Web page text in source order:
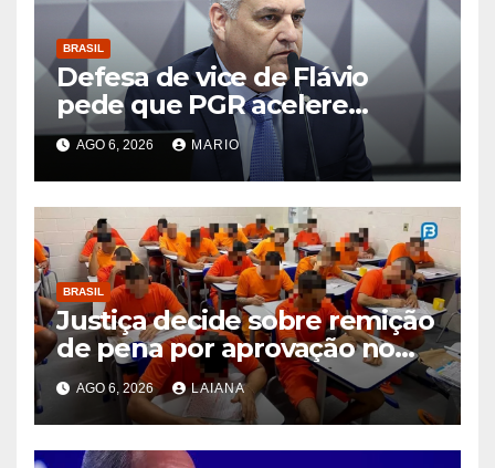
BRASIL
Defesa de vice de Flávio
pede que PGR acelere
exame de DNA que afastaria
suspeita de estupro
AGO 6, 2026 MARIO
BRASIL
Justiça decide sobre remição
de pena por aprovação no
ENEM e no ENCCEJA
AGO 6, 2026 LAIANA